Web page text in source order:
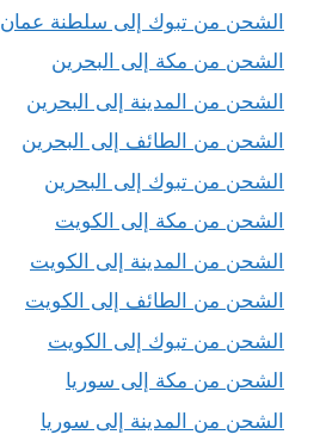
الشحن من تبوك إلى سلطنة عمان
الشحن من مكة إلى البحرين
الشحن من المدينة إلى البحرين
الشحن من الطائف إلى البحرين
الشحن من تبوك إلى البحرين
الشحن من مكة إلى الكويت
الشحن من المدينة إلى الكويت
الشحن من الطائف إلى الكويت
الشحن من تبوك إلى الكويت
الشحن من مكة إلى سوريا
الشحن من المدينة إلى سوريا